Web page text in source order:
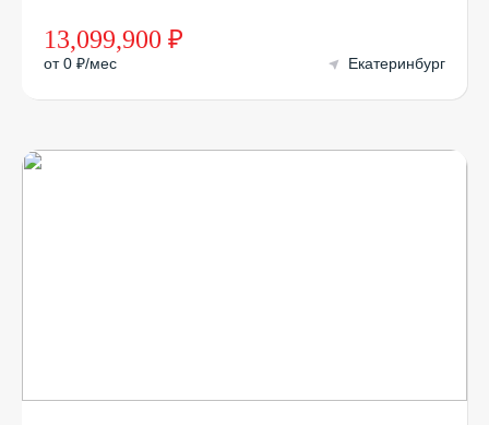
13,099,900 ₽
от 0 ₽/мес Екатеринбург